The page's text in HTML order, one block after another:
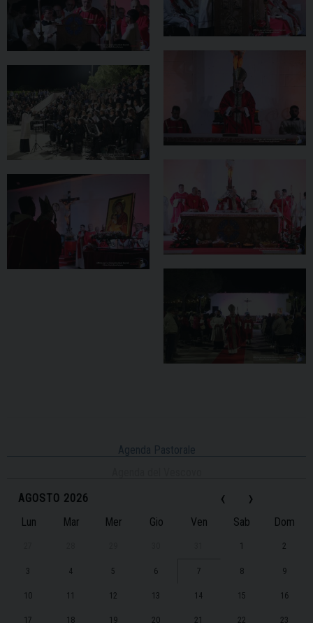
Agenda Pastorale
‹
AGOSTO 2026 ›
Lun Mar Mer Gio Ven Sab Dom
1 2
3 4 5 6 7 8 9
10 11 12 13 14 15 16
17 18 19 20 21 22 23